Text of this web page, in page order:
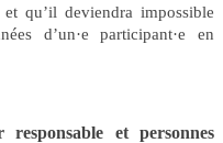
qu’il deviendra impossible
d’un·e participant·e en
responsable et personnes